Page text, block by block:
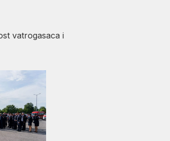
vatrogasaca i